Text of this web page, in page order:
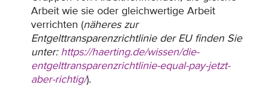
Arbeit wie sie oder gleichwertige Arbeit
verrichten (näheres zur
Entgelttransparenzrichtlinie der EU finden Sie
unter: https://haerting.de/wissen/die-
entgelttransparenzrichtlinie-equal-pay-jetzt-
aber-richtig/).